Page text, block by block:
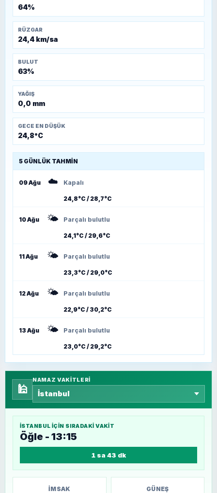
64%
RÜZGAR
24,4 km/sa
BULUT
63%
YAĞIŞ
0,0 mm
GECE EN DÜŞÜK
24,8°C
5 GÜNLÜK TAHMIN
09 Ağu ☁️ Kapalı
24,8°C / 28,7°C
10 Ağu 🌤️ Parçalı bulutlu
24,1°C / 29,6°C
11 Ağu 🌤️ Parçalı bulutlu
23,3°C / 29,0°C
12 Ağu 🌤️ Parçalı bulutlu
22,9°C / 30,2°C
13 Ağu 🌤️ Parçalı bulutlu
23,0°C / 29,2°C
🕌
NAMAZ VAKITLERI
İSTANBUL IÇIN SIRADAKI VAKIT
Öğle - 13:15
1 sa 43 dk
İMSAK GÜNEŞ